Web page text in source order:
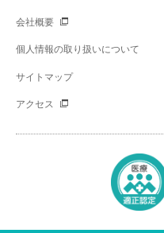
会社概要
個人情報の取り扱いについて
サイトマップ
アクセス